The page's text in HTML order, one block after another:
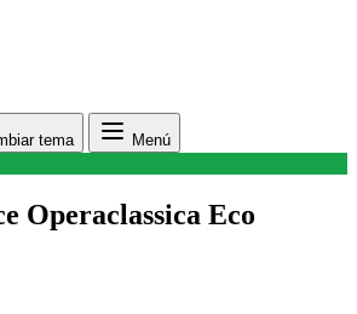
tema Menú
Operaclassica Eco